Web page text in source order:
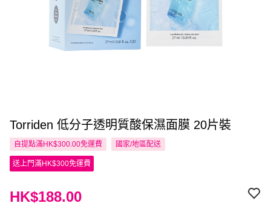
Torriden 低分子透明質酸保濕面膜 20片裝
自提點滿HK$300.00免運費 國家/地區配送
送上門滿HK$300免運費
HK$188.00